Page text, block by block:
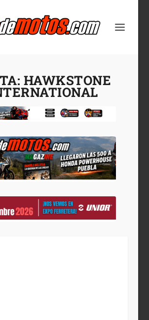
HAWKSTONE